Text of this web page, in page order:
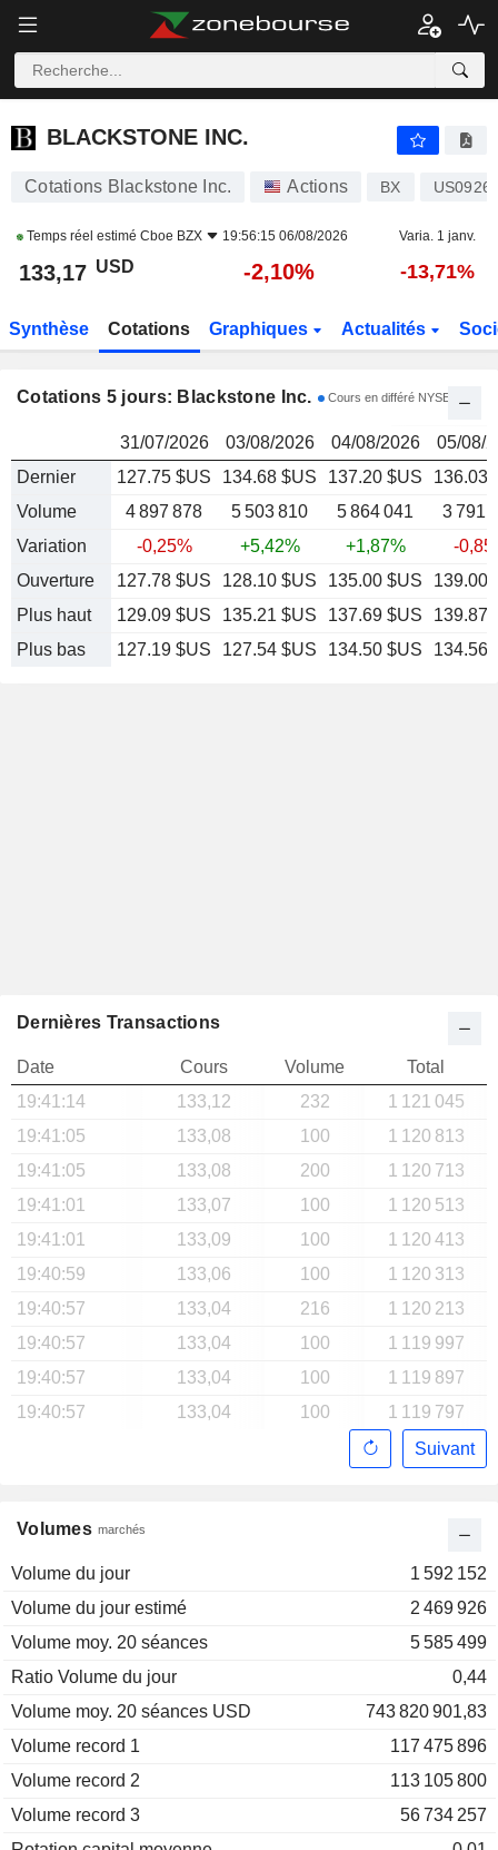
BLACKSTONE INC. 133,17
BLACKSTONE INC.
Cotations Blackstone Inc. Actions BX
Temps réel estimé Cboe BZX 19:56:15 06/08/2026 Varia. 1 janv.
133,17 USD -2,10% -13,71%
Synthèse Cotations Graphiques Actualités
Cotations 5 jours: Blackstone Inc. Cours en différé NYSE
31/07/2026 03/08/2026 04/08/2026
05/08/
Dernier
127.75 $US 134.68 $US 137.20 $US
136.03
Volume
4 897 878 5 503 810 5 864 041
3 791
Variation
-0,25% +5,42% +1,87%
-
Ouverture
127.78 $US 128.10 $US 135.00 $US
139.00
Plus haut
129.09 $US 135.21 $US 137.69 $US
139.87
Plus bas
127.19 $US 127.54 $US 134.50 $US 134.56
Volumes marchés
Volume du jour
1 592 152
Volume du jour estimé
2 469 926
Volume moy. 20 séances
5 585 499
Ratio Volume du jour
0,44
Volume moy. 20 séances USD
743 820 901,83
Volume record 1
117 475 896
Volume record 2
113 105 800
Volume record 3
56 734 257
Dernières Transactions
Date Cours Volume
Total
19:41:14
133,12 232
1 121 045
19:41:05
133,08 100
1 120 813
19:41:05
133,08 200
1 120 713
19:41:01
133,07 100
1 120 513
19:41:01
133,09 100
1 120 413
19:40:59
133,06 100
1 120 313
19:40:57
133,04 216
1 120 213
19:40:57
133,04 100
1 119 997
19:40:57
133,04 100
1 119 897
19:40:57
133,04 100
1 119 797
Suivant